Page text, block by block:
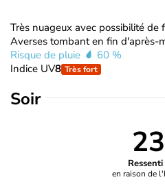
Très nuageux avec possibilité de
Averses tombant en fin d'après-
Risque de pluie
60 %
Indice UV8 Très fort
Soir
en raison de